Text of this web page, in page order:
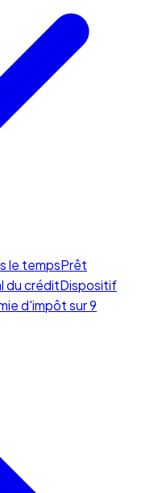
le tempsPrêt
du créditDispositif
d'impôt sur 9